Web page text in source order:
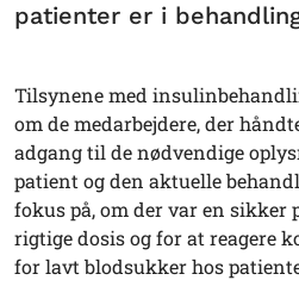
patienter er i
Tilsynene med
om de medarbejdere, der
adgang til de nødvendige
patient og den aktuelle
fokus på, om der var en sikker
rigtige dosis og for at reagere
for lavt blodsukker hos